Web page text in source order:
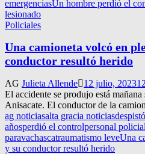
emergenciasUn hombre perdió el
lesionado
Policiales
Una camioneta volcó en
conductor resultó herido
AG Julieta Allende 12 julio, 2023
El accidente se produjo está
Anisacate. El conductor de la
ag noticiasalta gracia noticias
añosperdió el controlpersonal policial
paravachascatraumatismo leveUna
y su conductor resultó herido